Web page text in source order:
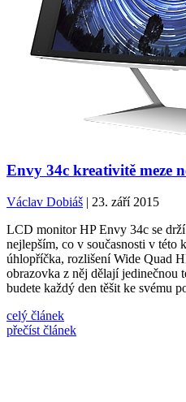
Envy 34c kreativitě meze
Václav Dobiáš | 23. září 2015
LCD monitor HP Envy 34c se
nejlepším, co v současnosti v této
úhlopříčka, rozlišení Wide Quad
obrazovka z něj dělají jedinečnou
budete každý den těšit ke svému
celý článek
přečíst článek